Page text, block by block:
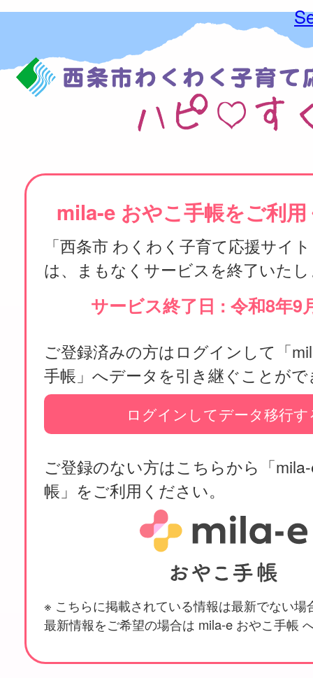
mila-e おやこ手帳をご利
「西条市 わくわく子育て応援サイ
は、まもなくサービスを終了いた
サービス終了日 : 令和8年9
ご登録済みの方はログインして「
手帳」へデータを引き継ぐことが
ログインしてデータ移行す
ご登録のない方はこちらから「
帳」をご利用ください。
※ こちらに掲載されている情報は最新でない場
最新情報をご希望の場合は mila-e おやこ手帳